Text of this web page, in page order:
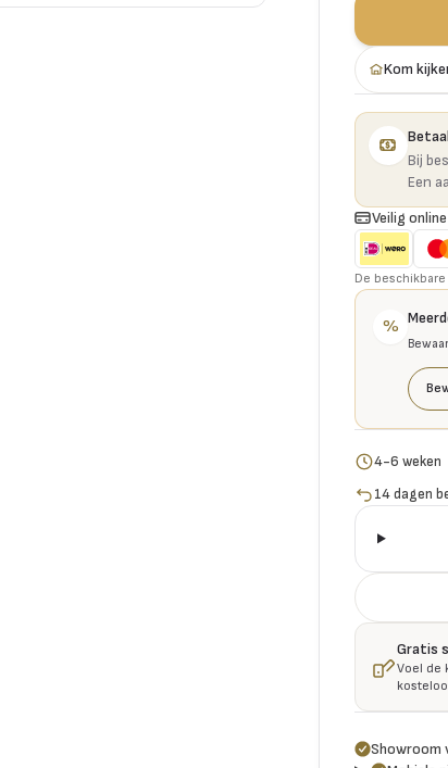
Kom
Bij
Een
Veilig
De
%
4-6 weken
14 dagen
Gratis
Voel de
Showroom